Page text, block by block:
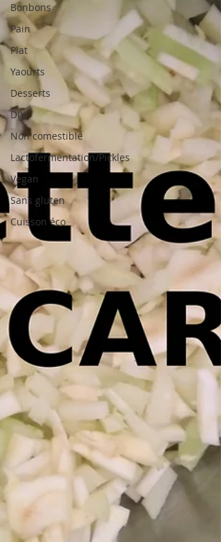
Bonbons
Pain
Plat
Yaourts
Desserts
DIY
Non comestible
Lactofermentation/Pickles
Vegan
Sans gluten
Cuisson éco